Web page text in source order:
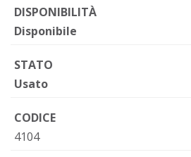
DISPONIBILITÀ
Disponibile
STATO
Usato
CODICE
4104